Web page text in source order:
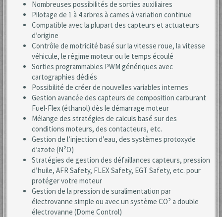
Nombreuses possibilités de sorties auxiliaires
Pilotage de 1 à 4 arbres à cames à variation continue
Compatible avec la plupart des capteurs et actuateurs
d’origine
Contrôle de motricité basé sur la vitesse roue, la vitesse
véhicule, le régime moteur ou le temps écoulé
Sorties programmables PWM génériques avec
cartographies dédiés
Possibilité de créer de nouvelles variables internes
Gestion avancée des capteurs de composition carburant
Fuel-Flex (éthanol) dès le démarrage moteur
Mélange des stratégies de calculs basé sur des
conditions moteurs, des contacteurs, etc.
Gestion de l’injection d’eau, des systèmes protoxyde
d’azote (N²O)
Stratégies de gestion des défaillances capteurs, pression
d’huile, AFR Safety, FLEX Safety, EGT Safety, etc. pour
protéger votre moteur
Gestion de la pression de suralimentation par
électrovanne simple ou avec un système CO² a double
électrovanne (Dome Control)